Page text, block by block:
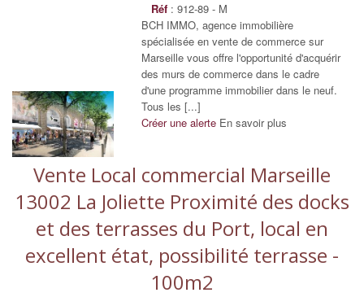
Réf : 912-89 - M
BCH IMMO, agence immobilière
spécialisée en vente de commerce sur
Marseille vous offre l'opportunité d'acquérir
des murs de commerce dans le cadre
d'une programme immobilier dans le neuf.
Tous les [...]
Créer une alerte En savoir plus
Vente Local commercial Marseille
13002 La Joliette Proximité des docks
et des terrasses du Port, local en
excellent état, possibilité terrasse -
100m2